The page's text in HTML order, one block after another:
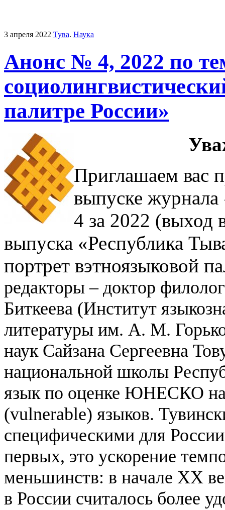
3 апреля 2022 Тува. Наука
Анонс № 4, 2022 по
палитре России»
Приглашаем вас
выпуске
4 за 2022 (выход
выпуска «Республика
портрет вэтноязыковой
редакторы – доктор
Биткеева (Институт
литературы им. А. М.
наук Сайзана Сергеевна
национальной школы
язык по оценке ЮНЕСКО
(vulnerable) языков.
специфическими для
первых, это ускорение
меньшинств: в начале XX
в России считалось более